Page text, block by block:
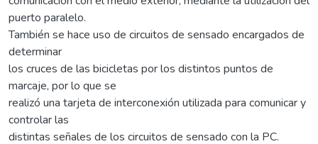
puerto paralelo.
También se hace uso de circuitos de sensado encargados de
determinar
los cruces de las bicicletas por los distintos puntos de
marcaje, por lo que se
realizó una tarjeta de interconexión utilizada para comunicar y
controlar las
distintas señales de los circuitos de sensado con la PC.